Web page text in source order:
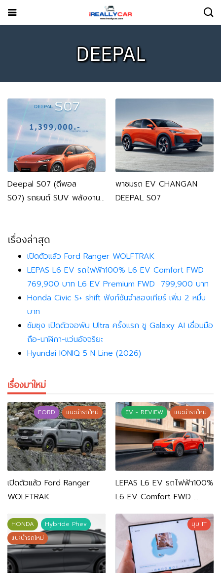
DEEPAL
Deepal S07 (ดีพอล
S07) รถยนต์ SUV พลังงาน
พาชมรถ EV CHANGAN
DEEPAL S07
เรื่องล่าสุด
เปิดตัวแล้ว Ford Ranger WOLFTRAK
LEPAS L6 EV รถไฟฟ้า100% L6 EV Comfort FWD
769,900 บาท L6 EV Premium FWD 799,900 บาท
Honda Civic S+ shift ฟังก์ชันจำลองเกียร์ เพิ่ม 2 หมื่น
บาท
ซัมซุง เปิดตัวจอพับ Ultra ครั้งแรก ชู Galaxy AI เชื่อมมือ
ถือ-นาฬิกา-แว่นอัจฉริยะ
Hyundai IONIQ 5 N Line (2026)
เรื่องมาใหม่
FORD แนะนำรถใหม่
เปิดตัวแล้ว Ford Ranger
WOLFTRAK
EV - REVIEW แนะนำรถใหม่
LEPAS L6 EV รถไฟฟ้า100%
L6 EV Comfort FWD
Premium FWD 799,900
บาท
HONDA
Hybride Phev
แนะนำรถใหม่
มุม IT